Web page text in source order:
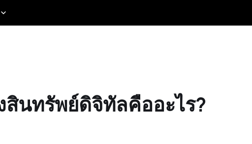
สินทรัพย์ดิจิทัลคืออะไร?